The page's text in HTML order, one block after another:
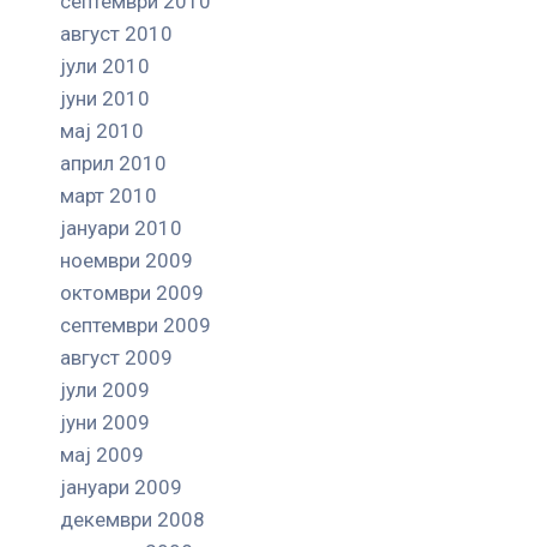
август 2010
јули 2010
јуни 2010
мај 2010
април 2010
март 2010
јануари 2010
ноември 2009
октомври 2009
септември 2009
август 2009
јули 2009
јуни 2009
мај 2009
јануари 2009
декември 2008